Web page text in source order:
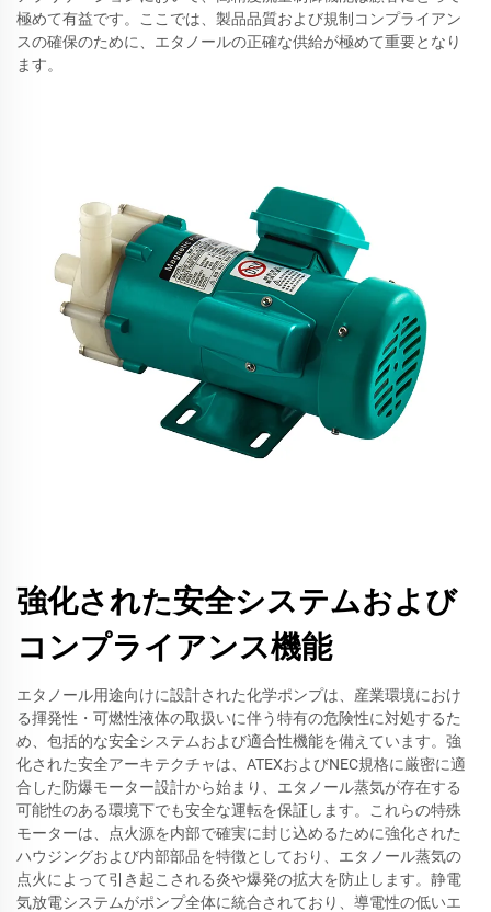
極めて有益です。ここでは、製品品質および規制コンプライアン
スの確保のために、エタノールの正確な供給が極めて重要となり
ます。
強化された安全システムおよび
コンプライアンス機能
エタノール用途向けに設計された化学ポンプは、産業環境におけ
る揮発性・可燃性液体の取扱いに伴う特有の危険性に対処するた
め、包括的な安全システムおよび適合性機能を備えています。強
化された安全アーキテクチャは、ATEXおよびNEC規格に厳密に適
合した防爆モーター設計から始まり、エタノール蒸気が存在する
可能性のある環境下でも安全な運転を保証します。これらの特殊
モーターは、点火源を内部で確実に封じ込めるために強化された
ハウジングおよび内部部品を特徴としており、エタノール蒸気の
点火によって引き起こされる炎や爆発の拡大を防止します。静電
気放電システムがポンプ全体に統合されており、導電性の低いエ